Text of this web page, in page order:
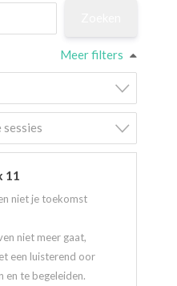
Meer filters
11
niet je toekomst
niet meer gaat,
een luisterend oor
en te begeleiden.